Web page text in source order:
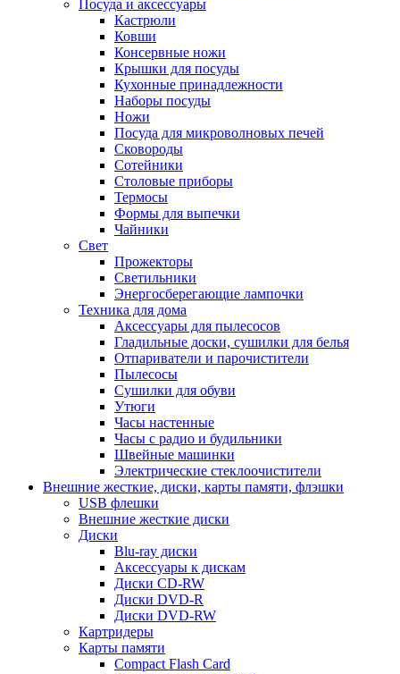
Посуда и аксессуары
Кастрюли
Ковши
Консервные ножи
Крышки для посуды
Кухонные принадлежности
Наборы посуды
Ножи
Посуда для микроволновых печей
Сковороды
Сотейники
Столовые приборы
Термосы
Формы для выпечки
Чайники
Свет
Прожекторы
Светильники
Энергосберегающие лампочки
Техника для дома
Аксессуары для пылесосов
Гладильные доски, сушилки для белья
Отпариватели и парочистители
Пылесосы
Сушилки для обуви
Утюги
Часы настенные
Часы с радио и будильники
Швейные машинки
Электрические стеклоочистители
Внешние жесткие, диски, карты памяти, флэшки
USB флешки
Внешние жесткие диски
Диски
Blu-ray диски
Аксессуары к дискам
Диски CD-RW
Диски DVD-R
Диски DVD-RW
Картридеры
Карты памяти
Compact Flash Card